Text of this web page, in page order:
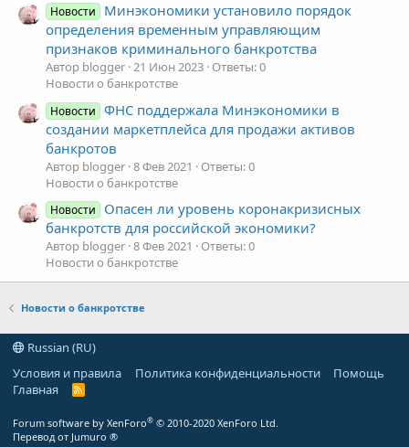
Новости
Минэкономики установило порядок
определения временным управляющим
признаков криминального банкротства
Автор blogger 21 Июн 2023 Ответы: 0
Новости о банкротстве
Новости
ФНС поддержала Минэкономики в
создании маркетплейса для продажи активов
банкротов
Автор blogger 8 Фев 2021
Ответы: 0
Новости о банкротстве
Новости
Опасен ли уровень коронакризисных
банкротств для российской экономики?
Автор blogger 8 Фев 2021
Ответы: 0
Новости о банкротстве
Новости о банкротстве
Russian (RU)
Условия и правила
Политика конфиденциальности
Помощь
Главная
R
Forum software by XenForo® © 2010-2020 XenForo Ltd.
Перевод от Jumuro ®